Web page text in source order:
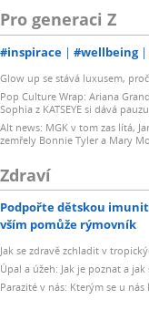
Pro generaci Z
#inspirace #wellbeing
Glow up se stává luxusem,
Pop Culture Wrap: Ariana
Sophia z KATSEYE si dává
Alt news: MGK v tom zas lítá,
zemřely Bonnie Tyler a Mary
Zdraví
Podpořte dětskou
vším pomůže rýmovník
Jak se zdravě zchladit v
Úpal a úžeh: Jak je poznat a
Parazité v nás: Kterým se u